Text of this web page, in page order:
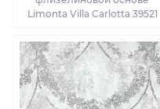
Limonta Villa Carlotta 39521